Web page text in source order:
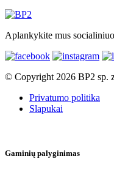
Aplankykite mus
© Copyright 2026 BP2 sp.
Privatumo politika
Slapukai
Gaminių palyginimas